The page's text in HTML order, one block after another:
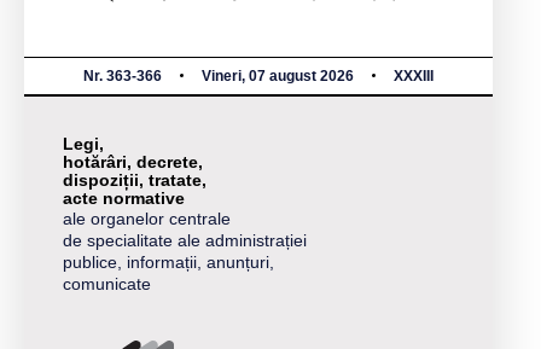
Nr. 363-366 Vineri, 07 august 2026 XXXIII
Legi,
hotărâri, decrete,
dispoziții, tratate,
acte normative
ale organelor centrale
de specialitate ale administrației
publice, informații, anunțuri,
comunicate